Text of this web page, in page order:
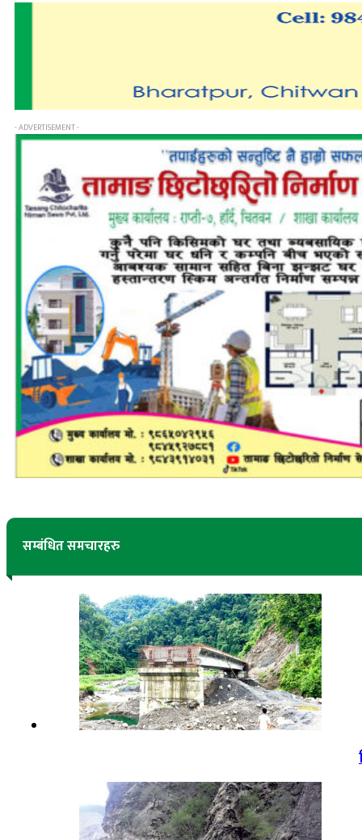
- ADVERTISEMENT -
सम्बंधित समचारहरु